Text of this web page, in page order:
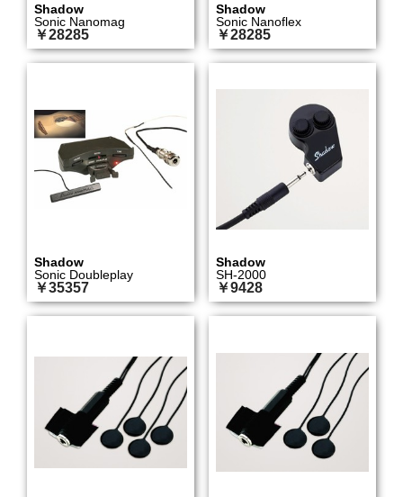
Shadow
Sonic Nanomag
￥28285
Shadow
Sonic Nanoflex
￥28285
Shadow
Sonic Doubleplay
￥35357
Shadow
SH-2000
￥9428